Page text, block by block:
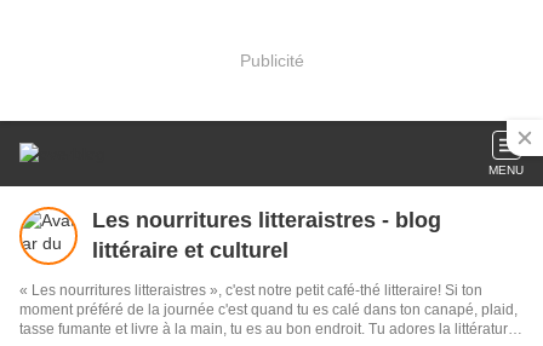
Publicité
MENU
Les nourritures litteraistres - blog
littéraire et culturel
« Les nourritures litteraistres », c'est notre petit café-thé litteraire! Si ton
moment préféré de la journée c'est quand tu es calé dans ton canapé, plaid,
tasse fumante et livre à la main, tu es au bon endroit. Tu adores la littérature,